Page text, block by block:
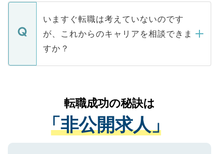
に、医療機関が求める条件に合った人材の
みを人材紹介会社に依頼するケースが増え
ています。
定を承諾する必要はありません。内定先へ
の辞退の連絡はキャリアパートナーが行い
個人情報が漏えいすることはありませんの
で、ご安心ください。当サイトからの登録
などで収集したご登録者様の個人情報は、
ご本人のキャリアアップおよび転職活動の
支援を目的に使用いたします。お預かりし
ているすべての個人データはご本人の許可
は、個人情報の取り扱いについての厳密な
管理基準を満たした事業者のみに付与され
る、プライバシーマークを取得済みです。
いますぐ転職は考えていないのです
が、これからのキャリアを相談できま
すか？
かがいして、現在の医療機関の状況や紹介
経験をまじえながら、適切なアドバイスを
させていただきます。すぐにご転職をされ
ない方には、長期的なサポートが可能です
ので、まずはご登録ください。
転職成功の秘訣は
「非公開求人」